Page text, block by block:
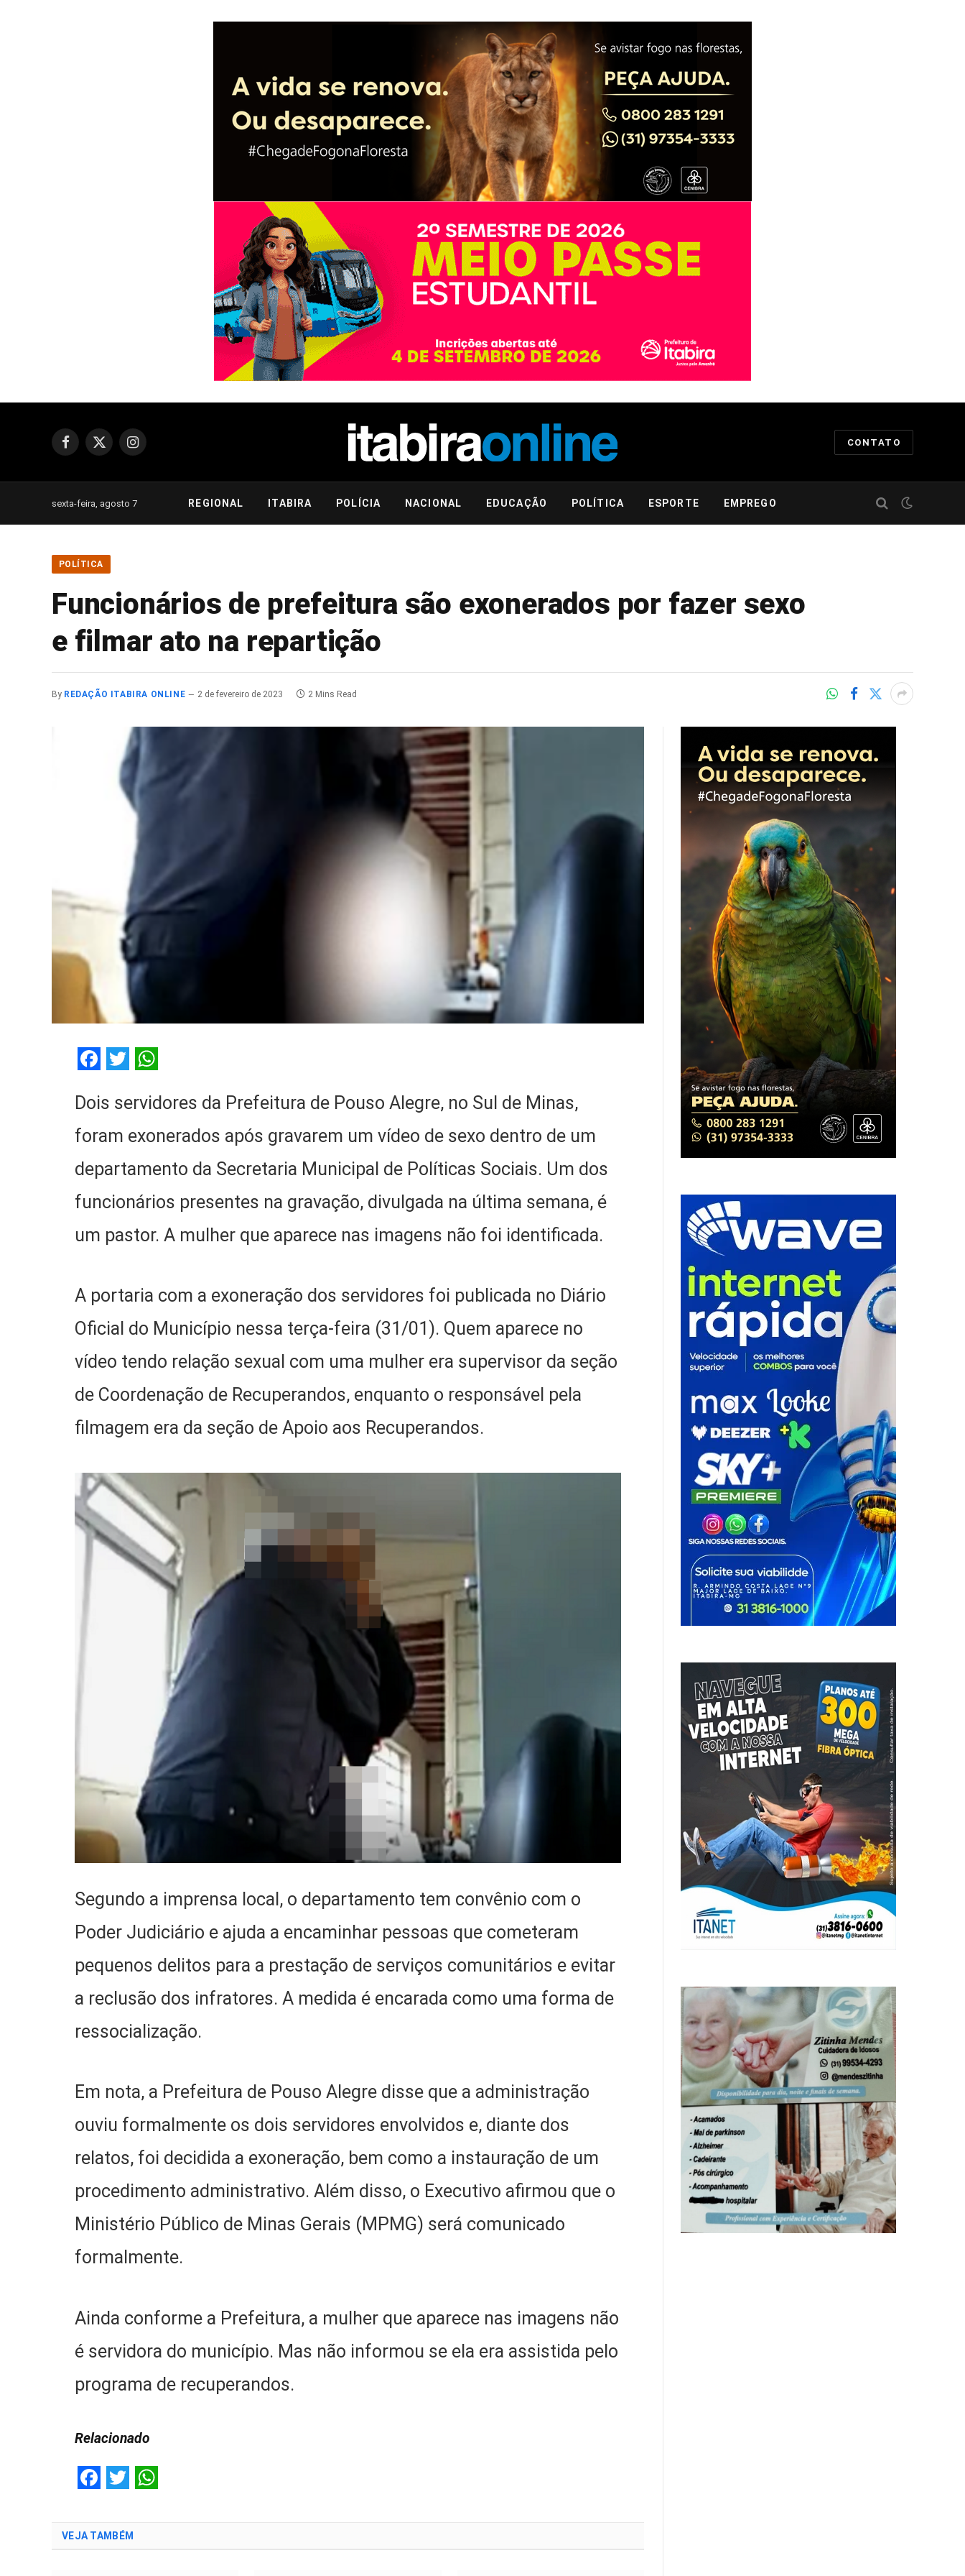
Facebook
X
Instagram
CONTATO
sexta-feira, agosto 7 REGIONAL ITABIRA POLÍCIA NACIONAL EDUCAÇÃO POLÍTICA ESPORTE EMPREGO
POLÍTICA
Funcionários de prefeitura são exonerados por fazer sexo
e filmar ato na repartição
By REDAÇÃO ITABIRA ONLINE 2 de fevereiro de 2023 2 Mins Read
Dois servidores da Prefeitura de Pouso Alegre, no Sul de Minas,
foram exonerados após gravarem um vídeo de sexo dentro de um
departamento da Secretaria Municipal de Políticas Sociais. Um dos
funcionários presentes na gravação, divulgada na última semana, é
um pastor. A mulher que aparece nas imagens não foi identificada.
A portaria com a exoneração dos servidores foi publicada no Diário
Oficial do Município nessa terça-feira (31/01). Quem aparece no
vídeo tendo relação sexual com uma mulher era supervisor da seção
de Coordenação de Recuperandos, enquanto o responsável pela
filmagem era da seção de Apoio aos Recuperandos.
Segundo a imprensa local, o departamento tem convênio com o
Poder Judiciário e ajuda a encaminhar pessoas que cometeram
pequenos delitos para a prestação de serviços comunitários e evitar
a reclusão dos infratores. A medida é encarada como uma forma de
ressocialização.
Em nota, a Prefeitura de Pouso Alegre disse que a administração
ouviu formalmente os dois servidores envolvidos e, diante dos
relatos, foi decidida a exoneração, bem como a instauração de um
procedimento administrativo. Além disso, o Executivo afirmou que o
Ministério Público de Minas Gerais (MPMG) será comunicado
formalmente.
Ainda conforme a Prefeitura, a mulher que aparece nas imagens não
é servidora do município. Mas não informou se ela era assistida pelo
programa de recuperandos.
Relacionado
VEJA TAMBÉM